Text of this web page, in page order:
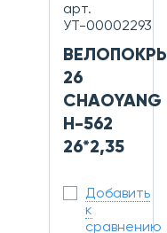
арт.
УТ-00002293
26
CHAOYANG
Н-562
26*2,35
Добавить
к
сравнению